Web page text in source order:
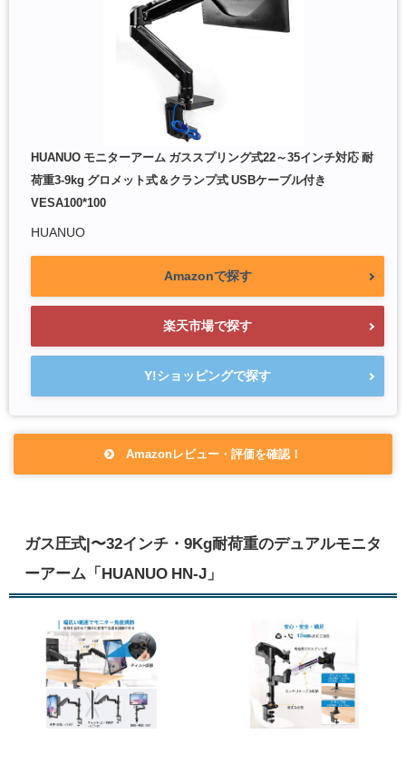
HUANUO モニターアーム ガススプリング式22～35インチ対応 耐
荷重3-9kg グロメット式＆クランプ式 USBケーブル付き
VESA100*100
HUANUO
Amazonで探す
楽天市場で探す
Y!ショッピングで探す
Amazonレビュー・評価を確認！
ガス圧式|〜32インチ・9Kg耐荷重のデュアルモニタ
ーアーム「HUANUO HN-J」